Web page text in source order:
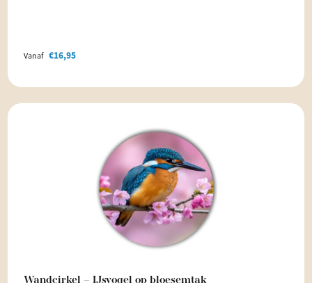
Vanaf €16,95
Wandcirkel – IJsvogel op bloesemtak